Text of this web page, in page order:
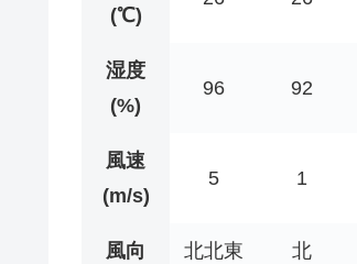
(℃)
湿度
(%)
96 92
風速
(m/s)
5 1
風向 北北東 北